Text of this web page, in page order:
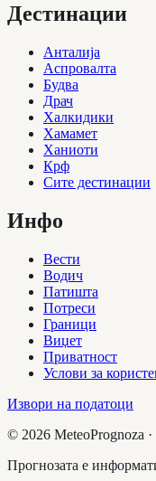
Дестинации
Анталија
Аспровалта
Будва
Драч
Халкидики
Хамамет
Ханиоти
Крф
Сите дестинации
Инфо
Вести
Водич
Патишта
Потреси
Граници
Виџет
Приватност
Услови за
Извори на податоци
© 2026 MeteoPrognoza ·
Прогнозата е